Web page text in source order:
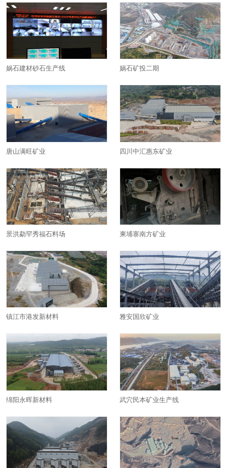
娲石建材砂石生产线 娲石矿投二期
唐山满旺矿业 四川中汇惠东矿业
景洪勐罕秀福石料场 柬埔寨南方矿业
镇江市港发新材料 雅安国欣矿业
绵阳永晖新材料 武穴民本矿业生产线